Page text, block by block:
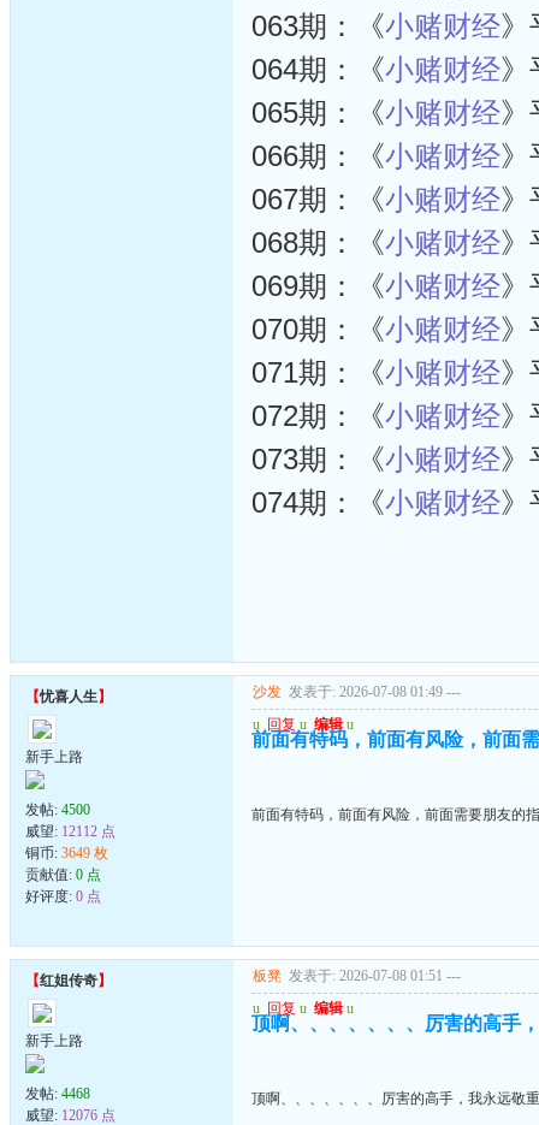
063期：《小赌财经》
064期：《小赌财经》
065期：《小赌财经》
066期：《小赌财经》
067期：《小赌财经》
068期：《小赌财经》
069期：《小赌财经》
070期：《小赌财经》
071期：《小赌财经》
072期：《小赌财经》
073期：《小赌财经》
074期：《小赌财经》
【忧喜人生】
新手上路
发帖: 4500
威望: 12112 点
铜币: 3649 枚
贡献值: 0 点
好评度: 0 点
沙发 发表于: 2026-07-08 01:49 ---
u 回复 u 编辑 u
前面有特码，前面有风险，前面
前面有特码，前面有风险，前面需要朋友的
【红姐传奇】
新手上路
发帖: 4468
威望: 12076 点
板凳 发表于: 2026-07-08 01:51 ---
u 回复 u 编辑 u
顶啊、、、、、、、厉害的高手
顶啊、、、、、、、厉害的高手，我永远敬